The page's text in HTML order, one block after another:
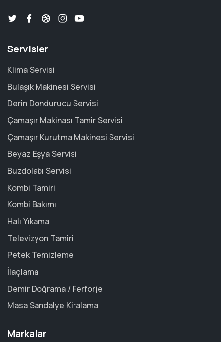
Servisler
Klima Servisi
Bulaşık Makinesi Servisi
Derin Dondurucu Servisi
Çamaşır Makinası Tamir Servisi
Çamaşır Kurutma Makinesi Servisi
Beyaz Eşya Servisi
Buzdolabı Servisi
Kombi Tamiri
Kombi Bakımı
Halı Yıkama
Televizyon Tamiri
Petek Temizleme
İlaçlama
Demir Doğrama / Ferforje
Masa Sandalye Kiralama
Markalar